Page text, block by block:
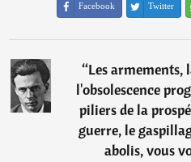
Facebook Twitter
“Les armements,
l'obsolescence
piliers de la
guerre, le
abolis, vous